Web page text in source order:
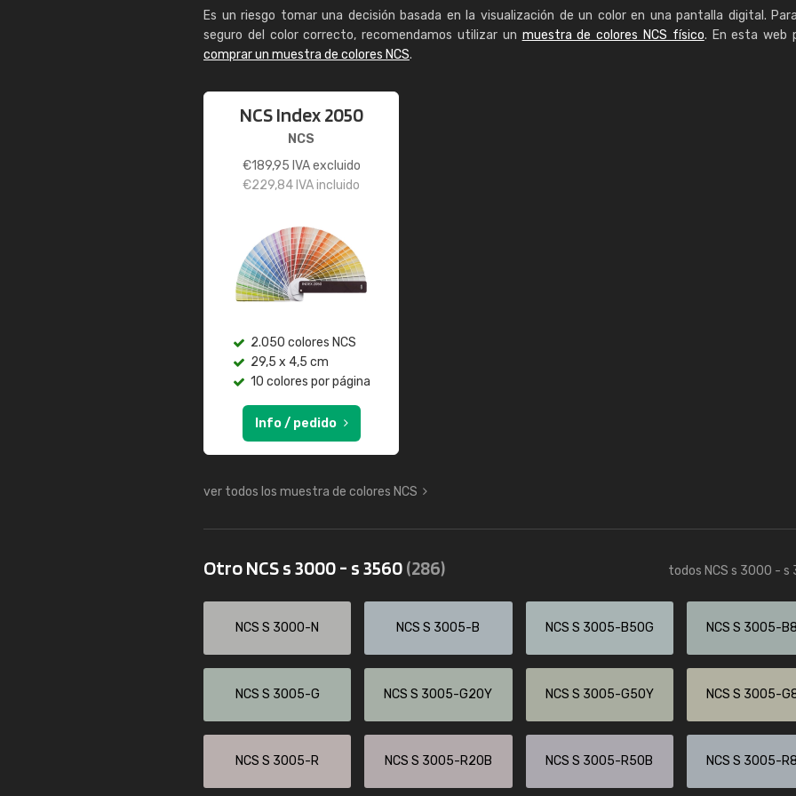
Es un riesgo tomar una decisión basada en la visualización de un color en una pantalla digital.
seguro del color correcto, recomendamos utilizar un muestra de colores NCS físico. En esta web
comprar un muestra de colores NCS.
NCS Index 2050
NCS
€189,95 IVA excluido
€229,84 IVA incluido
2.050 colores NCS
29,5 x 4,5 cm
10 colores por página
Info / pedido
ver todos los muestra de colores NCS
Otro NCS s 3000 - s 3560(286) todos NCS s 3000 - s
NCS S 3000-N NCS S 3005-B NCS S 3005-B50G NCS S 3005-
NCS S 3005-G NCS S 3005-G20Y NCS S 3005-G50Y NCS S 3005-
NCS S 3005-R NCS S 3005-R20B NCS S 3005-R50B NCS S 3005-